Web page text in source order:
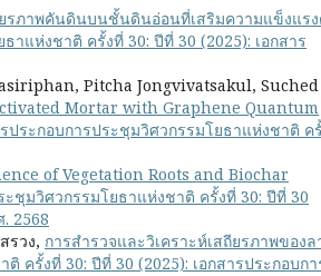
ยรภาพคันดินบนชั้นดินอ่อนที่เสริมความแข็งแร
าแห่งชาติ ครั้งที่ 30: ปีที่ 30 (2025): เอกสาร
Pitcha Jongvivatsakul, Suched
Mortar with Graphene Quantum
ประกอบการประชุมวิศวกรรมโยธาแห่งชาติ ค
of Vegetation Roots and Biochar
ะชุมวิศวกรรมโยธาแห่งชาติ ครั้งที่ 30: ปีที่ 30
2568
รวง, การสำรวจและวิเคราะห์เสถียรภาพของล
ครั้งที่ 30: ปีที่ 30 (2025): เอกสารประกอบกา